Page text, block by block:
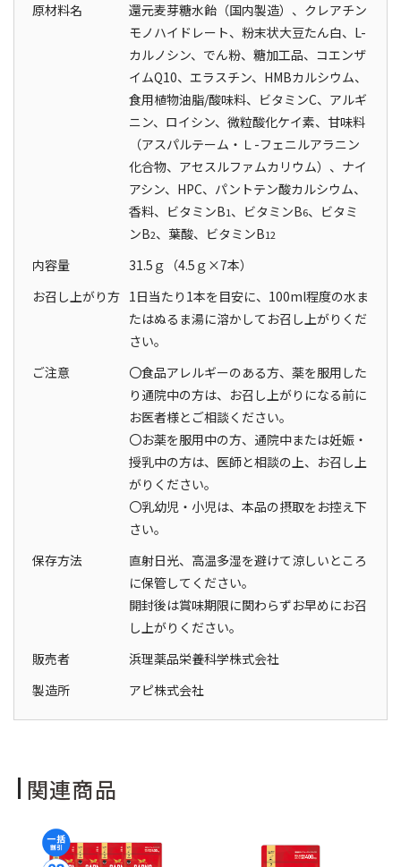
原材料名
還元麦芽糖水飴（国内製造）、クレアチン
モノハイドレート、粉末状大豆たん白、L-
カルノシン、でん粉、糖加工品、コエンザ
イムQ10、エラスチン、HMBカルシウム、
食用植物油脂/酸味料、ビタミンC、アルギ
ニン、ロイシン、微粒酸化ケイ素、甘味料
（アスパルテーム・Ｌ-フェニルアラニン
化合物、アセスルファムカリウム）、ナイ
アシン、HPC、パントテン酸カルシウム、
香料、ビタミンB1、ビタミンB6、ビタミ
ンB2、葉酸、ビタミンB12
内容量
31.5ｇ（4.5ｇ×7本）
お召し上がり方 1日当たり1本を目安に、100ml程度の水ま
たはぬるま湯に溶かしてお召し上がりくだ
さい。
ご注意
〇食品アレルギーのある方、薬を服用した
り通院中の方は、お召し上がりになる前に
お医者様とご相談ください。
〇お薬を服用中の方、通院中または妊娠・
授乳中の方は、医師と相談の上、お召し上
がりください。
〇乳幼児・小児は、本品の摂取をお控え下
さい。
保存方法
直射日光、高温多湿を避けて涼しいところ
に保管してください。
開封後は賞味期限に関わらずお早めにお召
し上がりください。
販売者
浜理薬品栄養科学株式会社
製造所
アピ株式会社
関連商品